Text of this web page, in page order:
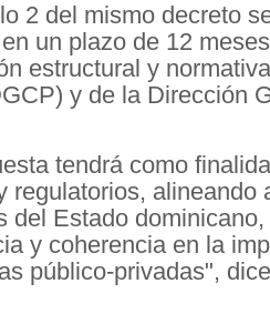
2 del mismo decreto
un plazo de 12
estructural y
y de la Dirección
tendrá como
regulatorios,
del Estado
y coherencia en la
público-privadas",